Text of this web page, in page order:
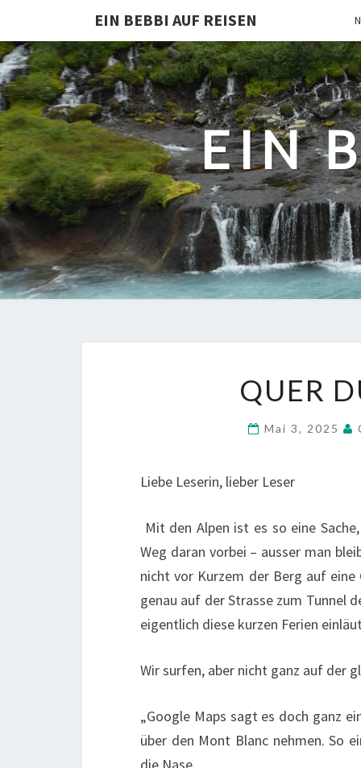
EIN BEBBI AUF REISEN
EIN
QUER
Mai 3, 2025
Liebe Leserin, lieber Leser
Mit den Alpen ist es so eine
Weg daran vorbei – ausser man
nicht vor Kurzem der Berg auf
genau auf der Strasse zum Tunnel
eigentlich diese kurzen Ferien
Wir surfen, aber nicht ganz auf der
„Google Maps sagt es doch ganz
über den Mont Blanc nehmen. So